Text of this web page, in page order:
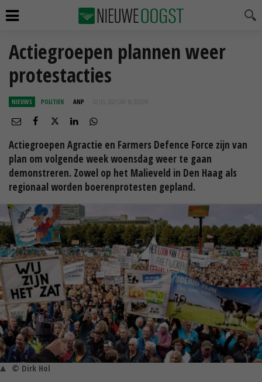
Actiegroepen plannen weer
protestacties
NIEUWS POLITIEK ANP 02 JUL 2021 OM 16:32
Actiegroepen Agractie en Farmers Defence Force zijn van
plan om volgende week woensdag weer te gaan
demonstreren. Zowel op het Malieveld in Den Haag als
regionaal worden boerenprotesten gepland.
© Dirk Hol